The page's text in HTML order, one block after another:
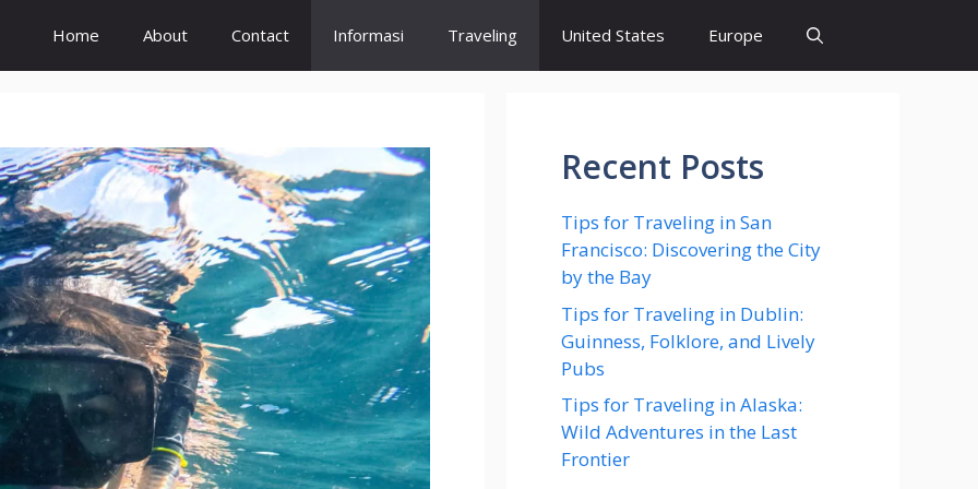
Home About Contact Informasi Traveling United States Europe
Recent Posts
Tips for Traveling in San
Francisco: Discovering the City
by the Bay
Tips for Traveling in Dublin:
Guinness, Folklore, and Lively
Pubs
Tips for Traveling in Alaska:
Wild Adventures in the Last
Frontier